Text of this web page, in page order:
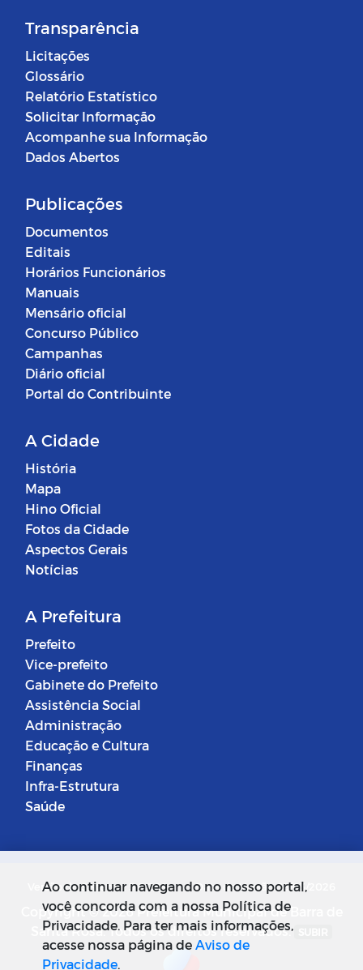
Transparência
Licitações
Glossário
Relatório Estatístico
Solicitar Informação
Acompanhe sua Informação
Dados Abertos
Publicações
Documentos
Editais
Horários Funcionários
Manuais
Mensário oficial
Concurso Público
Campanhas
Diário oficial
Portal do Contribuinte
A Cidade
História
Mapa
Hino Oficial
Fotos da Cidade
Aspectos Gerais
Notícias
A Prefeitura
Prefeito
Vice-prefeito
Gabinete do Prefeito
Assistência Social
Administração
Educação e Cultura
Finanças
Infra-Estrutura
Saúde
Versão do Sistema: 5.0.268 Data da Versão: 18/03/2026
Copyright © 2026 Prefeitura Municipal de Barra de
Santa Rosa. Todos os direitos reservados.
Ao continuar navegando no nosso portal,
você concorda com a nossa Política de
Privacidade. Para ter mais informações,
acesse nossa página deAviso de
Privacidade.